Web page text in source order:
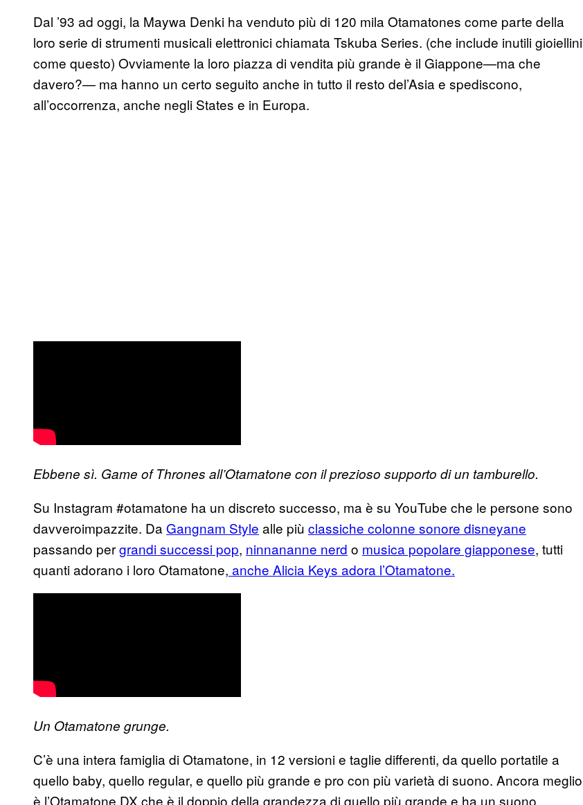
Dal ’93 ad oggi, la Maywa Denki ha venduto più di 120 mila Otamatones come parte della
loro serie di strumenti musicali elettronici chiamata Tskuba Series. (che include inutili gioiellini
come questo) Ovviamente la loro piazza di vendita più grande è il Giappone—ma che
davero?— ma hanno un certo seguito anche in tutto il resto del’Asia e spediscono,
all’occorrenza, anche negli States e in Europa.
Ebbene sì. Game of Thrones all’Otamatone con il prezioso supporto di un tamburello.
Su Instagram #otamatone ha un discreto successo, ma è su YouTube che le persone sono
davveroimpazzite. Da Gangnam Style alle più classiche colonne sonore disneyane
passando pergrandi successi pop, ninnananne nerd o musica popolare giapponese, tutti
quanti adorano i loro Otamatone, anche Alicia Keys adora l’Otamatone.
Un Otamatone grunge.
C’è una intera famiglia di Otamatone, in 12 versioni e taglie differenti, da quello portatile a
quello baby, quello regular, e quello più grande e pro con più varietà di suono. Ancora meglio
è l’Otamatone DX che è il doppio della grandezza di quello più grande e ha un suono